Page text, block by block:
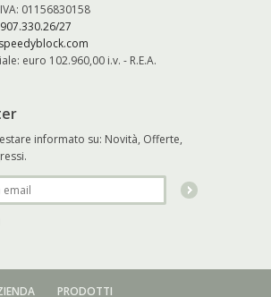
01156830158
27
euro 102.960,00 i.v. - R.E.A.
informato su: Novità, Offerte,
PRODOTTI